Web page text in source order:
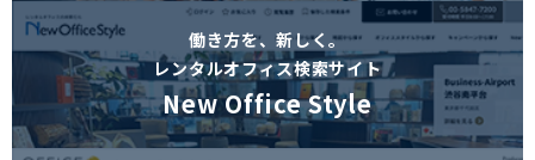
働き方を、新しく。
レンタルオフィス検索サイト
New Office Style